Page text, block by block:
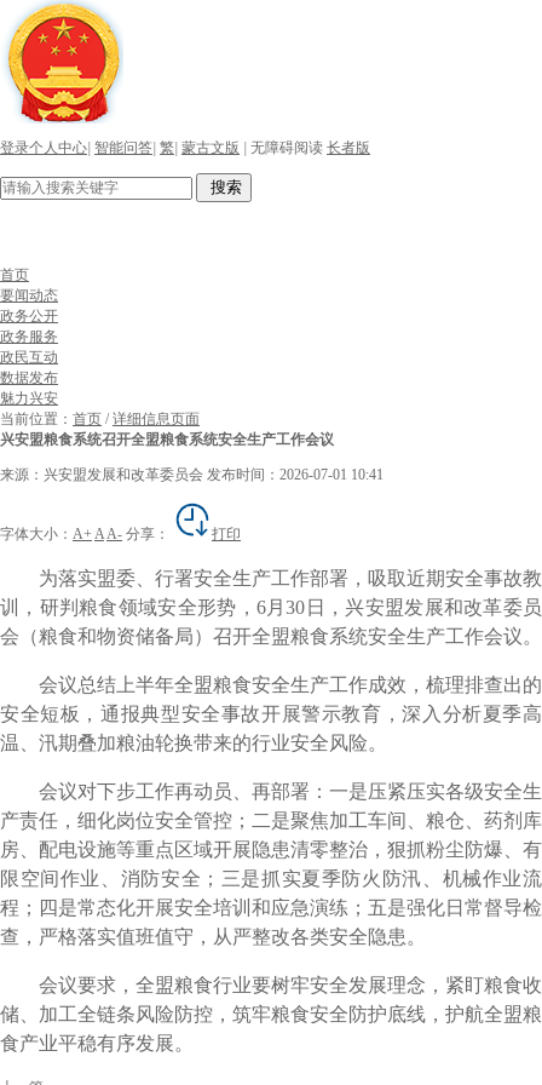
登录个人中心 智能问答 繁 蒙古文版 无障碍阅读 长者版
搜索
首页
要闻动态
政务公开
政务服务
政民互动
数据发布
魅力兴安
当前位置： 首页 /详细信息页面
兴安盟粮食系统召开全盟粮食系统安全生产工作会议
来源：兴安盟发展和改革委员会 发布时间：2026-07-01 10:41
字体大小： A+ AA- 分享： 打印
为落实盟委、行署安全生产工作部署，吸取近期安全事故教
训，研判粮食领域安全形势，6月30日，兴安盟发展和改革委员
会（粮食和物资储备局）召开全盟粮食系统安全生产工作会议。
会议总结上半年全盟粮食安全生产工作成效，梳理排查出的
安全短板，通报典型安全事故开展警示教育，深入分析夏季高
温、汛期叠加粮油轮换带来的行业安全风险。
会议对下步工作再动员、再部署：一是压紧压实各级安全生
产责任，细化岗位安全管控；二是聚焦加工车间、粮仓、药剂库
房、配电设施等重点区域开展隐患清零整治，狠抓粉尘防爆、有
限空间作业、消防安全；三是抓实夏季防火防汛、机械作业流
程；四是常态化开展安全培训和应急演练；五是强化日常督导检
查，严格落实值班值守，从严整改各类安全隐患。
会议要求，全盟粮食行业要树牢安全发展理念，紧盯粮食收
储、加工全链条风险防控，筑牢粮食安全防护底线，护航全盟粮
食产业平稳有序发展。